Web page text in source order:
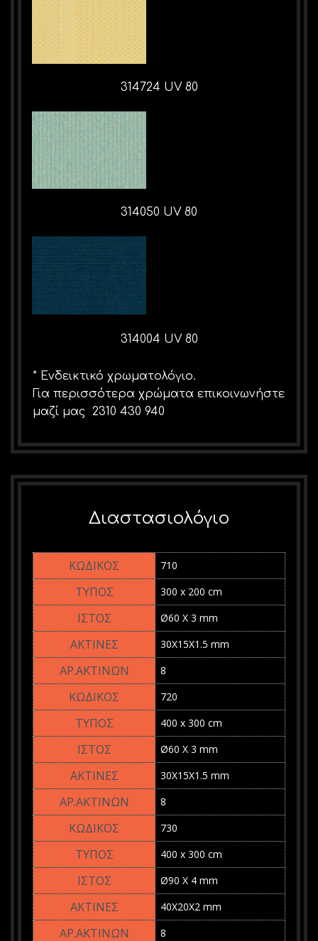
314724 UV 80
314050 UV 80
314004 UV 80
* Ενδεικτικό χρωματολόγιο.
Για περισσότερα χρώματα επικοινωνήστε
μαζί μας 2310 430 940
Διαστασιολόγιο
710
300 x 200 cm
Ø60 X 3 mm
30Χ15Χ1.5 mm
8
720
400 x 300 cm
Ø60 X 3 mm
30Χ15Χ1.5 mm
8
730
400 x 300 cm
Ø90 X 4 mm
40Χ20Χ2 mm
8